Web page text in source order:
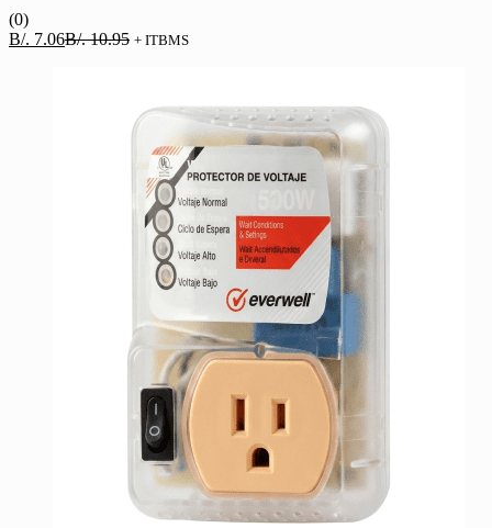
(0)
B/. 7.06El
B/.10.95 El
B/. 10.95.
+ ITBMS